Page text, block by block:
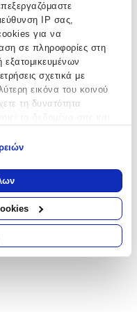
IP σας,
για να
σε πληροφορίες στη
σχετικά με
εικόνα του κοινού
τη δυνατότητα
με τη γεωγραφική
είναι ακριβείς σε
σας σαρώνοντας ενεργά
(δακτυλικό αποτύπωμα)
επεξεργασίας των
τις προτιμήσεις σας
πάσα στιγμή από τη